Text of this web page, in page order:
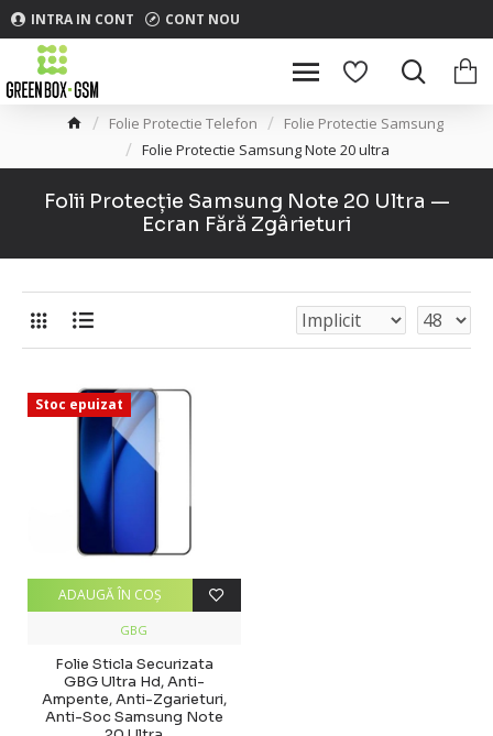
INTRA IN CONT CONT NOU
Folie Protectie Telefon
Folie Protectie Samsung
Folie Protectie Samsung Note 20 ultra
Folii Protecție Samsung Note 20 Ultra —
Ecran Fără Zgârieturi
Stoc epuizat
GBG
Folie Sticla Securizata
GBG Ultra Hd, Anti-
Ampente, Anti-Zgarieturi,
Anti-Soc Samsung Note
ADAUGĂ ÎN COŞ